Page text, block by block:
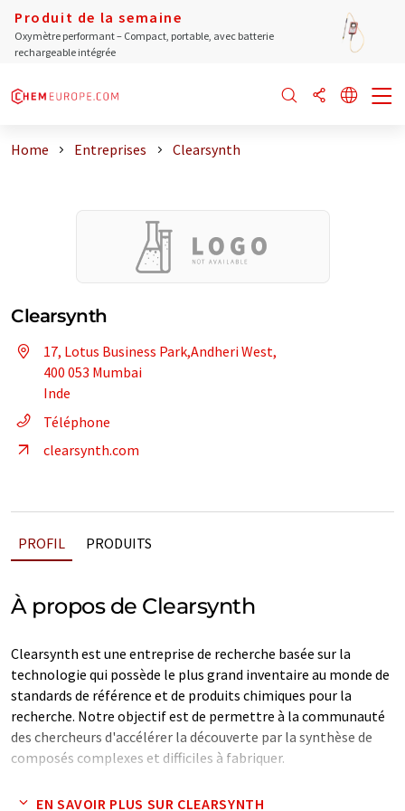
Produit de la semaine
Oxymètre performant – Compact, portable, avec batterie
rechargeable intégrée
Home Entreprises Clearsynth
Clearsynth
17, Lotus Business Park,Andheri West,
400 053 Mumbai
Inde
Téléphone
clearsynth.com
PROFIL PRODUITS
À propos de Clearsynth
Clearsynth est une entreprise de recherche basée sur la
technologie qui possède le plus grand inventaire au monde de
standards de référence et de produits chimiques pour la
recherche. Notre objectif est de permettre à la communauté
des chercheurs d'accélérer la découverte par la synthèse de
composés complexes et difficiles à fabriquer.
Note: Cet article a été traduit à l'aide d'un système
EN SAVOIR PLUS SUR CLEARSYNTH